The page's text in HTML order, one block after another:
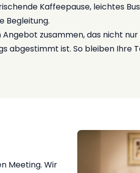
Kaffeepause, leichtes
Begleitung.
zusammen, das nicht
abgestimmt ist. So bleiben Ihre
Meeting. Wir